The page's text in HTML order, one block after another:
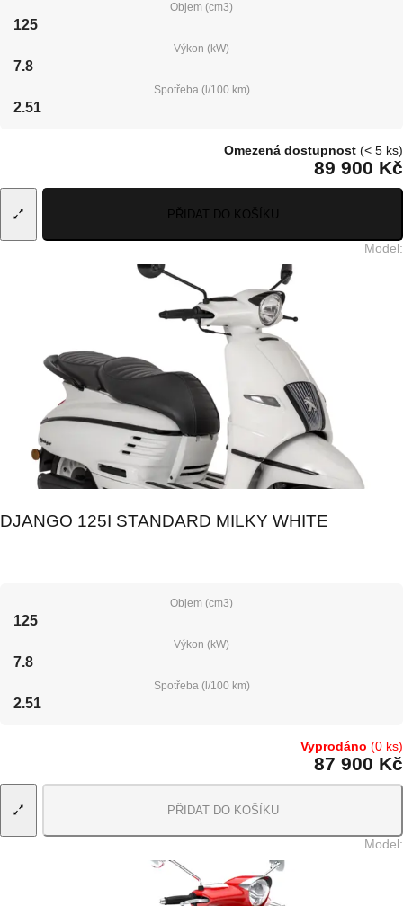
Objem (cm3)
125
Výkon (kW)
7.8
Spotřeba (l/100 km)
2.51
Omezená dostupnost (< 5 ks)
89 900 Kč
PŘIDAT DO KOŠÍKU
Model:
DJANGO 125I STANDARD MILKY WHITE
Objem (cm3)
125
Výkon (kW)
7.8
Spotřeba (l/100 km)
2.51
Vyprodáno (0 ks)
87 900 Kč
PŘIDAT DO KOŠÍKU
Model: